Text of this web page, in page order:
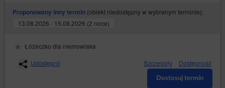
Proponowany inny termin (obiekt niedostępny w wybranym terminie):
13.08.2026 - 15.08.2026 (2 noce)
Łóżeczko dla niemowlaka
Udostępnij
Szczegóły Dostępność
Dostosuj termin